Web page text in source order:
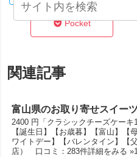
Pocket
関連記事
富山県のお取り寄せスイー
2400 円「クラシックチーズケーキ
【誕生日】【お歳暮】【富山】【
ワイトデー】【バレンタイン】【
店） 口コミ：283件詳細をみる